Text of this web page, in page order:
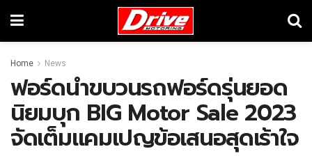
Home News
ฟอร์ดนำขบวนรถฟอร์ดรุ่นยอด
นิยมบุก BIG Motor Sale 2023
จัดเต็มแคมเปญข้อเสนอสุดเร้าใจ